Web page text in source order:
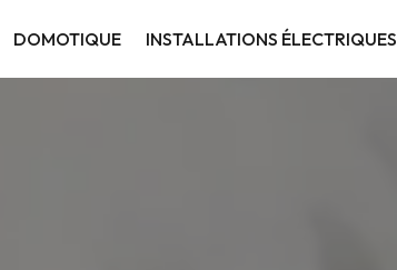
DOMOTIQUE INSTALLATIONS ÉLECTRIQUES